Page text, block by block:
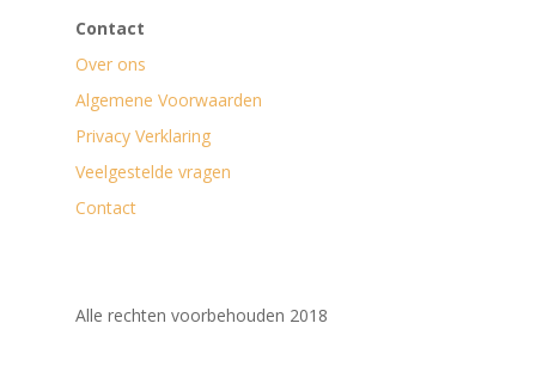
Contact
Over ons
Algemene Voorwaarden
Privacy Verklaring
Veelgestelde vragen
Contact
Alle rechten voorbehouden 2018